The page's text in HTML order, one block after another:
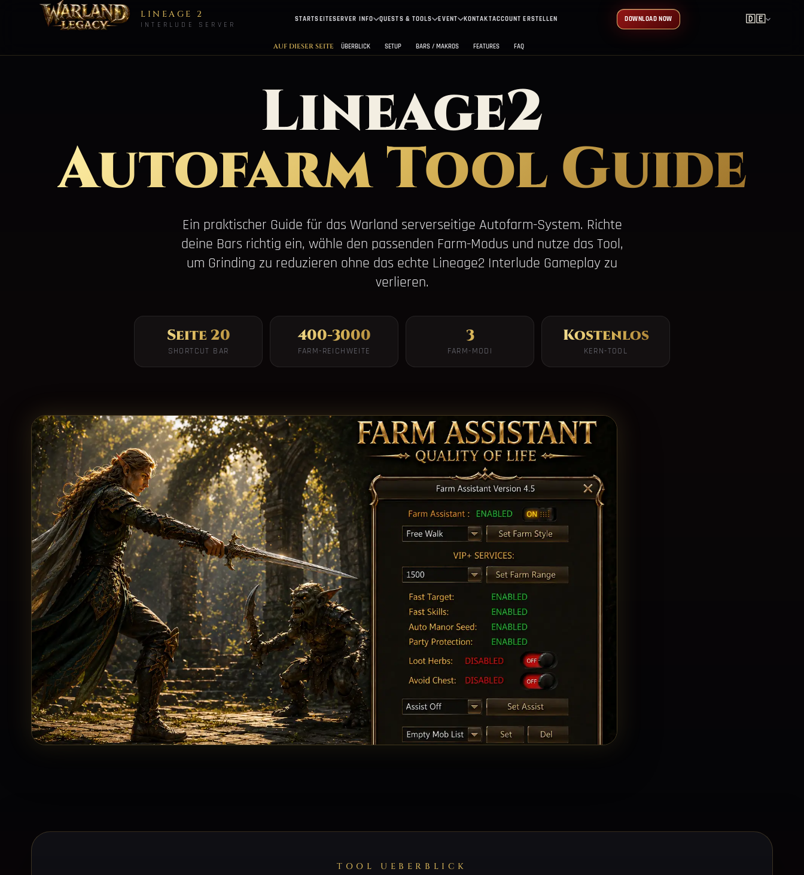
LINEAGE 2
INTERLUDE SERVER
STARTSEITESERVER INFO QUESTS & TOOLS EVENT KONTAKTACCOUNT ERSTELLEN DOWNLOAD NOW 🇩🇪
AUF DIESER SEITE ÜBERBLICK SETUP BARS / MAKROS FEATURES FAQ
Lineage2
Autofarm Tool Guide
Ein praktischer Guide für das Warland serverseitige Autofarm-System. Richte
deine Bars richtig ein, wähle den passenden Farm-Modus und nutze das Tool,
um Grinding zu reduzieren ohne das echte Lineage2 Interlude Gameplay zu
verlieren.
Seite 20
SHORTCUT BAR
400-3000
FARM-REICHWEITE
3
FARM-MODI
Kostenlos
KERN-TOOL
TOOL UEBERBLICK